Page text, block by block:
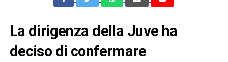
La dirigenza della Juve ha
deciso di confermare